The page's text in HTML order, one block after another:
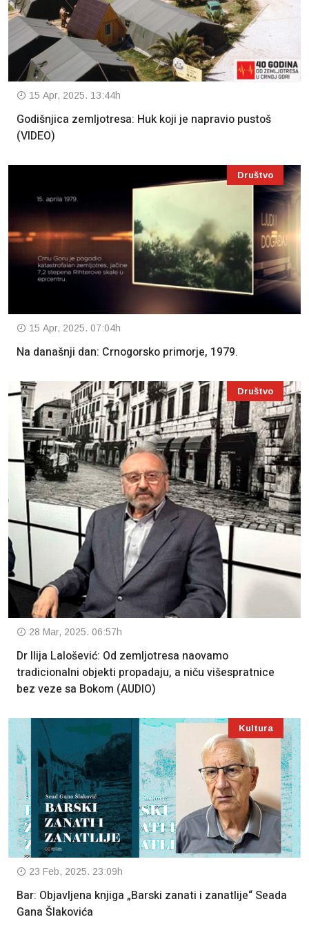
15 Apr, 2025. 13:44h
Godišnjica zemljotresa: Huk koji je napravio pustoš
(VIDEO)
Društvo
15 Apr, 2025. 07:04h
Na današnji dan: Crnogorsko primorje, 1979.
Društvo
28 Mar, 2025. 06:57h
Dr Ilija Lalošević: Od zemljotresa naovamo
tradicionalni objekti propadaju, a niču višespratnice
bez veze sa Bokom (AUDIO)
Kultura
23 Feb, 2025. 23:09h
Bar: Objavljena knjiga „Barski zanati i zanatlije“ Seada
Gana Šlakovića